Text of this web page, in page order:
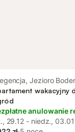
Jezioro
wakacyjny
anulowanie
29.12 - niedz., 03.01